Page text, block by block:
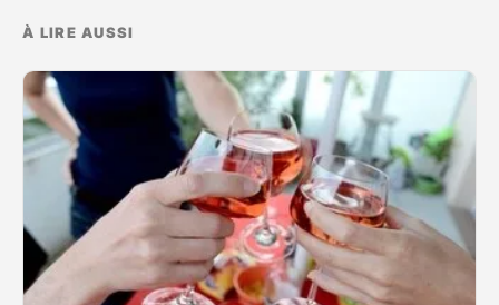
À LIRE AUSSI